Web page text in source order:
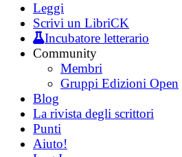
Leggi
Scrivi un LibriCK
Incubatore letterario
Community
Membri
Gruppi Edizioni Open
Blog
La rivista degli scrittori
Punti
Aiuto!